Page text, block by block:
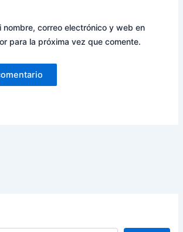
nombre, correo electrónico y web en
para la próxima vez que comente.